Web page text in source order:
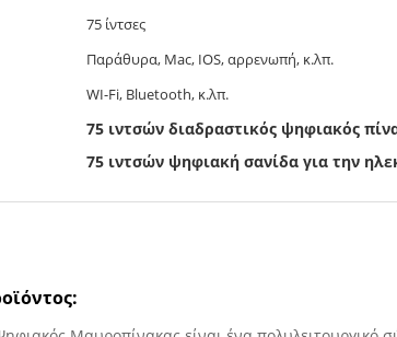
75 ίντσες
Παράθυρα, Mac, IOS, αρρενωπή, κ.λπ.
WI-Fi, Bluetooth, κ.λπ.
75 ιντσών διαδραστικός ψηφιακός
75 ιντσών ψηφιακή σανίδα για την